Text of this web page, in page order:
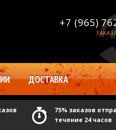
+7 (965)
ДОСТАВКА
75% заказов
течение 24 часов